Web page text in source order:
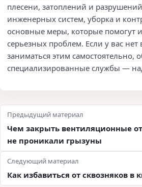
плесени, затоплений и
инженерных систем, уборка и
основные меры, которые помогут
серьезных проблем. Если у вас нет
заниматься этим самостоятельно,
специализированные службы —
Навигация по
Предыдущий материал
Чем закрыть вентиляционные
не проникали грызуны
Следующий материал
Как избавиться от сквозняков в